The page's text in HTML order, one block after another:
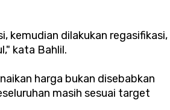
kemudian dilakukan regasifikasi,
kata Bahlil.
harga bukan disebabkan
masih sesuai target